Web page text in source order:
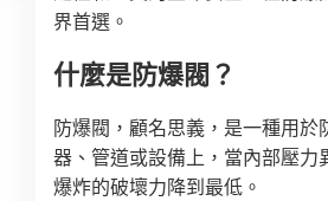
界首選。
什麼是防爆閥？
防爆閥，顧名思義，是一種用
器、管道或設備上，當內部壓
爆炸的破壞力降到最低。